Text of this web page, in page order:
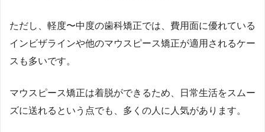
ただし、軽度〜中度の歯科矯正では、費用面に優れている
インビザラインや他のマウスピース矯正が適用されるケー
スも多いです。
マウスピース矯正は着脱ができるため、日常生活をスムー
ズに送れるという点でも、多くの人に人気があります。